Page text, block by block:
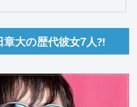
章大の歴代彼女7人⁈